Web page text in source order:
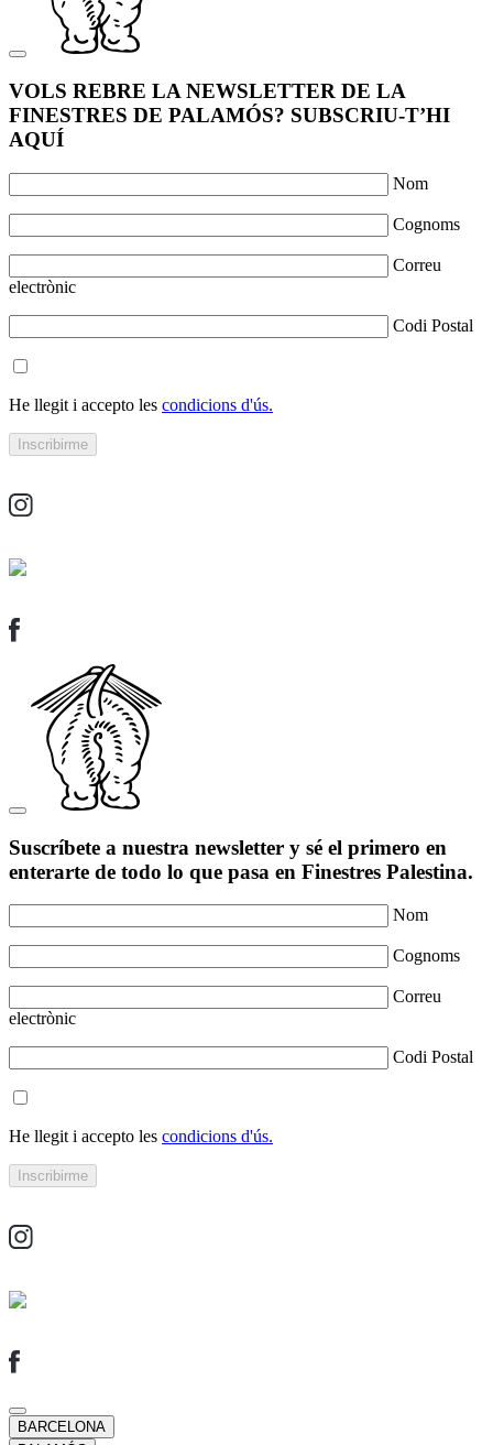
VOLS REBRE LA NEWSLETTER DE LA
FINESTRES DE PALAMÓS? SUBSCRIU-T’HI
AQUÍ
Nom
Cognoms
Correu
electrònic
Codi Postal
He llegit i accepto les condicions d'ús.
Suscríbete a nuestra newsletter y sé el primero en
enterarte de todo lo que pasa en Finestres Palestina.
Nom
Cognoms
Correu
electrònic
Codi Postal
He llegit i accepto les condicions d'ús.
BARCELONA